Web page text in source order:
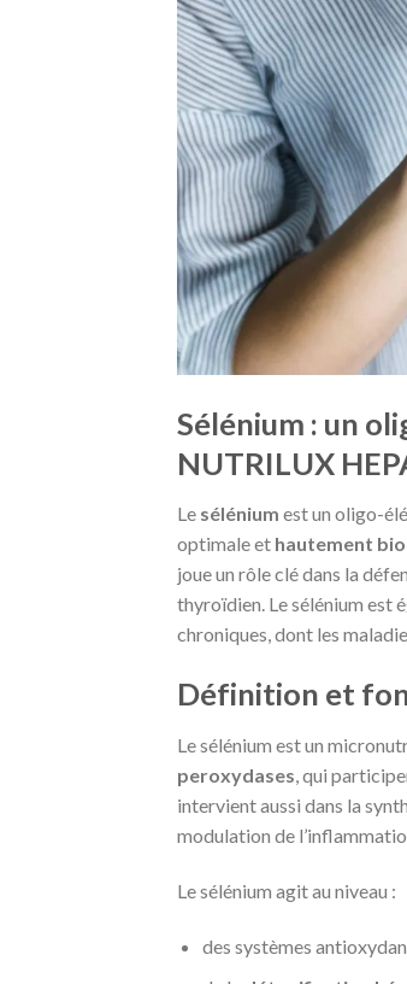
Sélénium : un
NUTRILUX
Le sélénium est un oligo-
optimale et hautement
joue un rôle clé dans la
thyroïdien. Le sélénium est
chroniques, dont les
Définition et
Le sélénium est un
peroxydases, qui
intervient aussi dans la
modulation de
Le sélénium agit au niveau :
des systèmes